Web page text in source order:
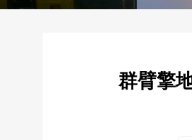
群臂擎